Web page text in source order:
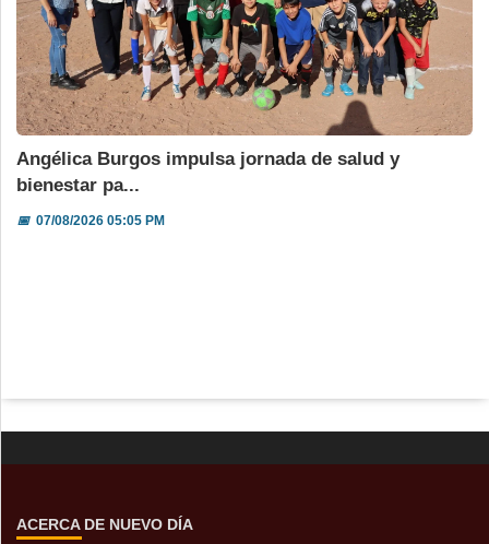
Angélica Burgos impulsa jornada de salud y
bienestar pa...
📅07/08/2026 05:05 PM
ACERCA DE NUEVO DÍA